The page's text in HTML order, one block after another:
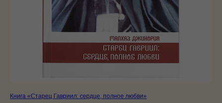
Книга «Старец Гавриил: сердце, полное любви»